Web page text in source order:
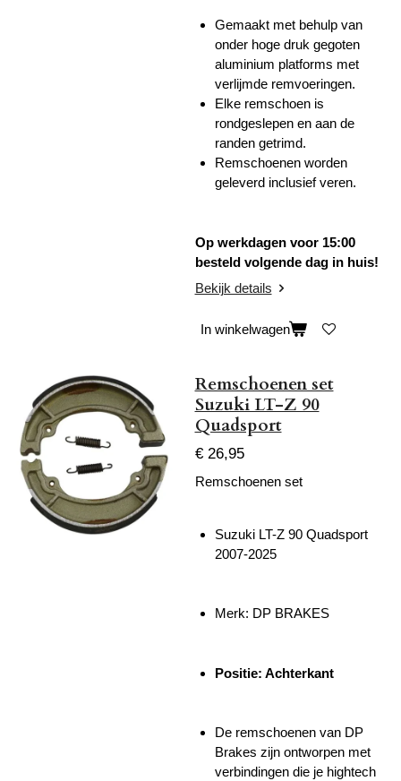
Gemaakt met behulp van
onder hoge druk gegoten
aluminium platforms met
verlijmde remvoeringen.
Elke remschoen is
rondgeslepen en aan de
randen getrimd.
Remschoenen worden
geleverd inclusief veren.
Op werkdagen voor 15:00
besteld volgende dag in huis!
Bekijk details
In winkelwagen
Remschoenen set
Suzuki LT-Z 90
Quadsport
€ 26,95
Remschoenen set
Suzuki LT-Z 90 Quadsport
2007-2025
Merk: DP BRAKES
Positie: Achterkant
De remschoenen van DP
Brakes zijn ontworpen met
verbindingen die je hightech